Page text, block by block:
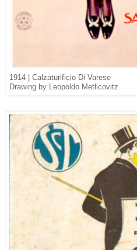
1914 | Calzaturificio Di Varese
Drawing by Leopoldo Metlicovitz